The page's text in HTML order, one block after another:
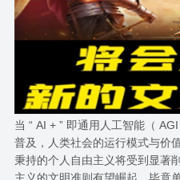
当 “ AI + ” 即通用人工智能（
普及，人类社会的运行模式与价
秉持的个人自由主义将受到显著
主义的文明准则有望崛起。毕竟